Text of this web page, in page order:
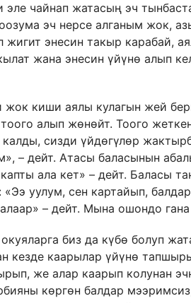
эле чайнап жатасың эч
эч нерсе алганым жок,
жигит энесин такыр карабай,
жана энесин үйүнө алып
киши аялы кулагын жей
алып жөнөйт. Тоого
сизди үйдөгүлөр
– дейт. Атасы баласынын
ала кет» – дейт. Баласы
«Ээ уулум, сен картайып,
– дейт. Мына ошондо
биз да күбө болуп
кезде каарылар үйүнө
же алар каарып колунан
көргөн балдар